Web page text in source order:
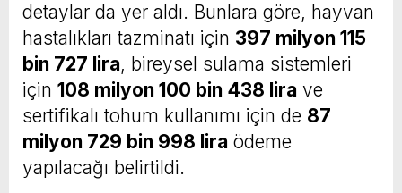
detaylar da yer aldı. Bunlara göre, hayvan
hastalıkları tazminatı için 397 milyon 115
bin 727 lira, bireysel sulama sistemleri
için 108 milyon 100 bin 438 lira ve
sertifikalı tohum kullanımı için de 87
milyon 729 bin 998 lira ödeme
yapılacağı belirtildi.